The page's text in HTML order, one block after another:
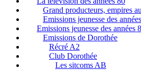
Grand producteurs, empires
Emissions jeunesse des
Emissions jeunesse des années
Emissions de Dorothée
Récré A2
Club Dorothée
Les sitcoms AB